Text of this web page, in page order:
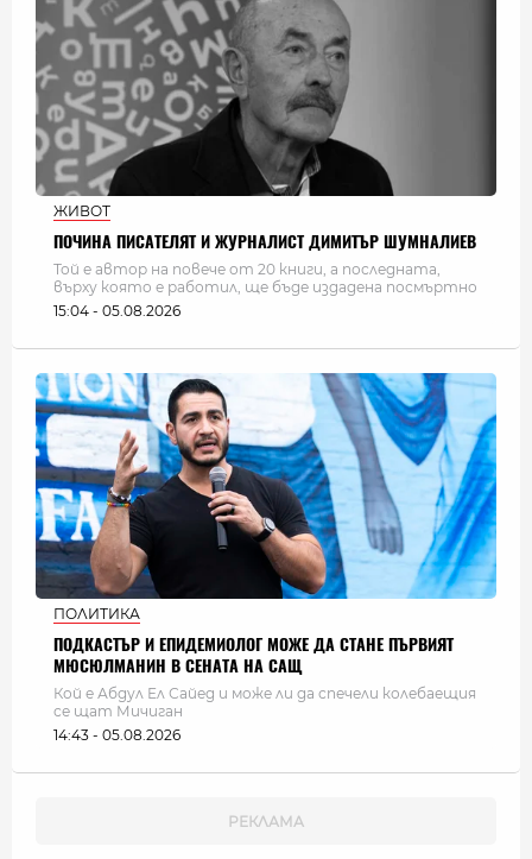
ЖИВОТ
ПОЧИНА ПИСАТЕЛЯТ И ЖУРНАЛИСТ ДИМИТЪР ШУМНАЛИЕВ
Той е автор на повече от 20 книги, а последната,
върху която е работил, ще бъде издадена посмъртно
15:04 - 05.08.2026
ПОЛИТИКА
ПОДКАСТЪР И ЕПИДЕМИОЛОГ МОЖЕ ДА СТАНЕ ПЪРВИЯТ
МЮСЮЛМАНИН В СЕНАТА НА САЩ
Кой е Абдул Ел Сайед и може ли да спечели колебаещия
се щат Мичиган
14:43 - 05.08.2026